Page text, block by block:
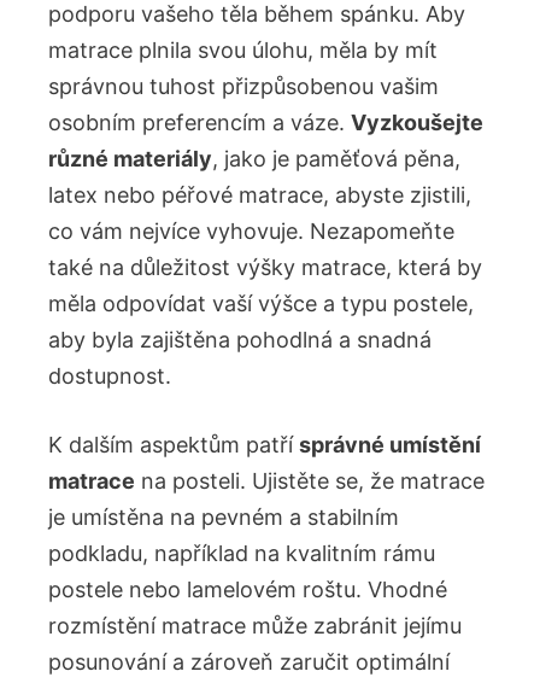
podporu vašeho těla během spánku. Aby
matrace plnila svou úlohu, měla by mít
správnou tuhost přizpůsobenou vašim
osobním preferencím a váze. Vyzkoušejte
různé materiály, jako je paměťová pěna,
latex nebo péřové matrace, abyste zjistili,
co vám nejvíce vyhovuje. Nezapomeňte
také na důležitost výšky matrace, která by
měla odpovídat vaší výšce a typu postele,
aby byla zajištěna pohodlná a snadná
dostupnost.
K dalším aspektům patřísprávné umístění
matrace na posteli. Ujistěte se, že matrace
je umístěna na pevném a stabilním
podkladu, například na kvalitním rámu
postele nebo lamelovém roštu. Vhodné
rozmístění matrace může zabránit jejímu
posunování a zároveň zaručit optimální